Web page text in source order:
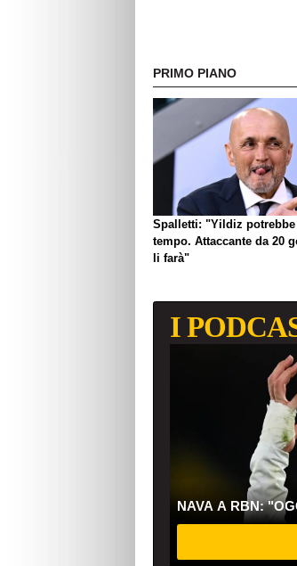
PRIMO PIANO
Spalletti: "Yildiz
tempo. Attaccante da 20
li farà"
I
NAVA A RBN: